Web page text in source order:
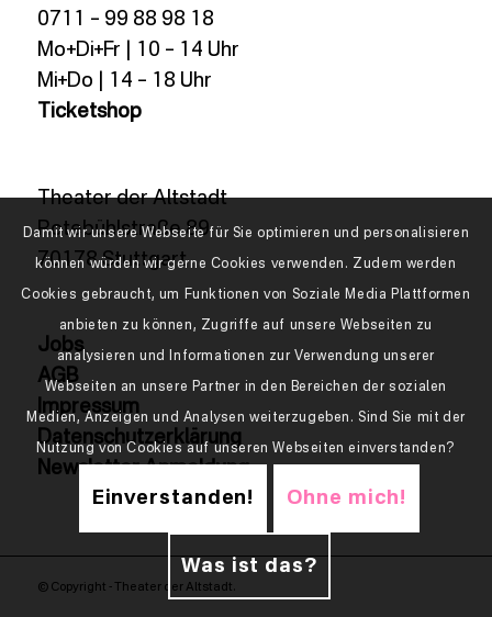
0711 – 99 88 98 18
Mo+Di+Fr | 10 – 14 Uhr
Mi+Do | 14 – 18 Uhr
Ticketshop
Theater der Altstadt
Rotebühlstraße 89
70178 Stuttgart
Jobs
AGB
Impressum
Datenschutzerklärung
Newsletter Anmeldung
© Copyright - Theater der Altstadt.
Damit wir unsere Webseite für Sie optimieren und personalisieren
können würden wir gerne Cookies verwenden. Zudem werden
Cookies gebraucht, um Funktionen von Soziale Media Plattformen
anbieten zu können, Zugriffe auf unsere Webseiten zu
analysieren und Informationen zur Verwendung unserer
Webseiten an unsere Partner in den Bereichen der sozialen
Medien, Anzeigen und Analysen weiterzugeben. Sind Sie mit der
Nutzung von Cookies auf unseren Webseiten einverstanden?
Einverstanden! Ohne mich!
Was ist das?